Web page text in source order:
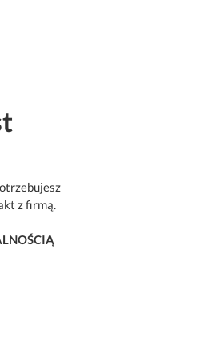
z firmą.